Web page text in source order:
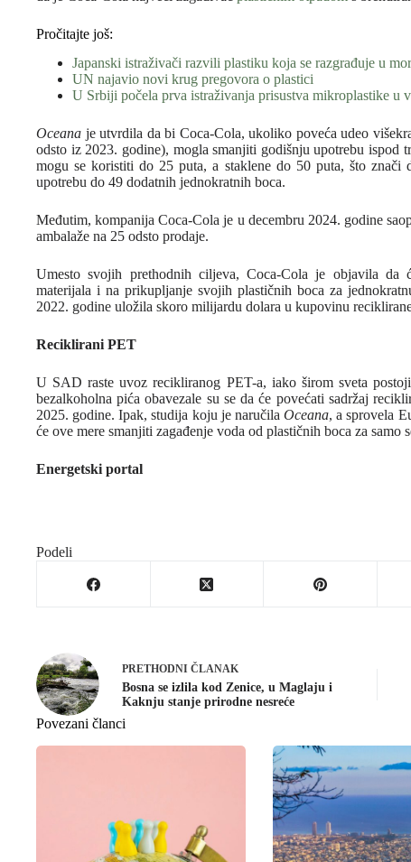
Pročitajte još:
Japanski istraživači razvili plastiku koja se razgrađuje u
UN najavio novi krug pregovora o plastici
U Srbiji počela prva istraživanja prisustva mikroplastike u
Oceana je utvrdila da bi Coca-Cola, ukoliko poveća udeo
odsto iz 2023. godine), mogla smanjiti godišnju upotrebu ispod
mogu se koristiti do 25 puta, a staklene do 50 puta, što znači
upotrebu do 49 dodatnih jednokratnih boca.
Međutim, kompanija Coca-Cola je u decembru 2024. godine
ambalaže na 25 odsto prodaje.
Umesto svojih prethodnih ciljeva, Coca-Cola je objavila da
materijala i na prikupljanje svojih plastičnih boca za
2022. godine uložila skoro milijardu dolara u kupovinu
Reciklirani PET
U SAD raste uvoz recikliranog PET-a, iako širom sveta
bezalkoholna pića obavezale su se da će povećati sadržaj
2025. godine. Ipak, studija koju je naručilaOceana, a sprovela
će ove mere smanjiti zagađenje voda od plastičnih boca za samo
Energetski portal
Podeli
PRETHODNI ČLANAK
Bosna se izlila kod Zenice, u Maglaju i
Kaknju stanje prirodne nesreće
Povezani članci